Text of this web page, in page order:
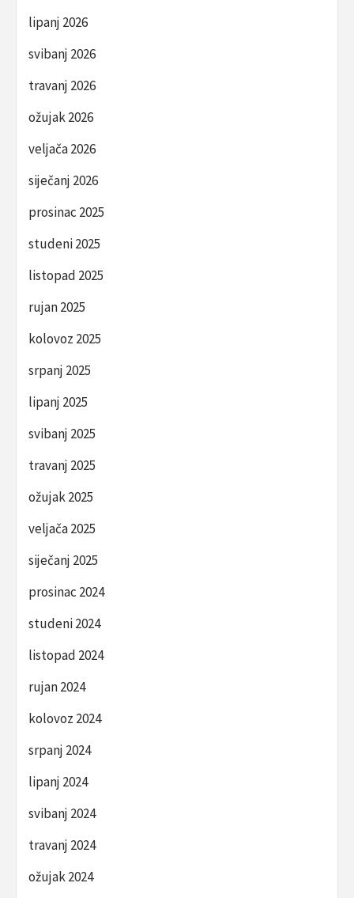
lipanj 2026
svibanj 2026
travanj 2026
ožujak 2026
veljača 2026
siječanj 2026
prosinac 2025
studeni 2025
listopad 2025
rujan 2025
kolovoz 2025
srpanj 2025
lipanj 2025
svibanj 2025
travanj 2025
ožujak 2025
veljača 2025
siječanj 2025
prosinac 2024
studeni 2024
listopad 2024
rujan 2024
kolovoz 2024
srpanj 2024
lipanj 2024
svibanj 2024
travanj 2024
ožujak 2024